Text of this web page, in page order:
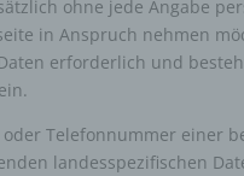
ohne jede Angabe
in Anspruch nehmen
erforderlich und
Telefonnummer einer
landesspezifischen